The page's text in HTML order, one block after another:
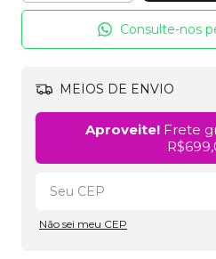
Consulte-nos
MEIOS DE ENVIO
Aproveite! Frete
Não sei meu CEP